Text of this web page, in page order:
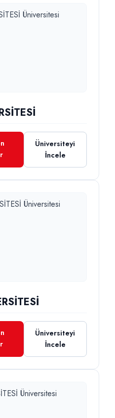
Üniversiteyi
İncele
Üniversiteyi
İncele